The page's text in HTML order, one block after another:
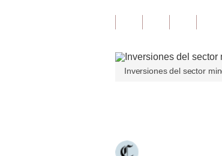
Inversiones del sector